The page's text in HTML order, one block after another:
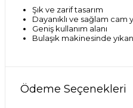
Şık ve zarif tasarım
Dayanıklı ve sağlam cam
Geniş kullanım alanı
Bulaşık makinesinde
Ödeme Seçenekleri